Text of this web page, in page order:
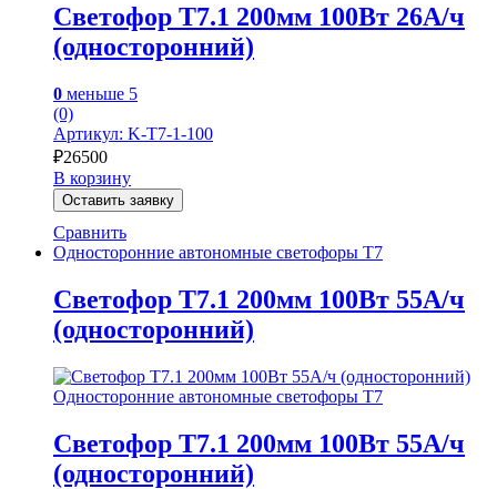
Светофор Т7.1 200мм 100Вт 26А/ч
(односторонний)
0 меньше 5
(0)
Артикул: K-T7-1-100
₽26500
В корзину
Оставить заявку
Сравнить
Односторонние автономные светофоры Т7
Светофор Т7.1 200мм 100Вт 55А/ч
(односторонний)
Односторонние автономные светофоры Т7
Светофор Т7.1 200мм 100Вт 55А/ч
(односторонний)